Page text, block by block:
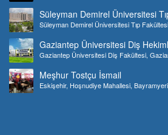
Süleyman Demirel Üniversitesi
Süleyman Demirel Üniversitesi Tıp
Gaziantep Üniversitesi Diş
Gaziantep Üniversitesi Diş Fakültesi,
Meşhur Tostçu İsmail
Eskişehir, Hoşnudiye Mahallesi,